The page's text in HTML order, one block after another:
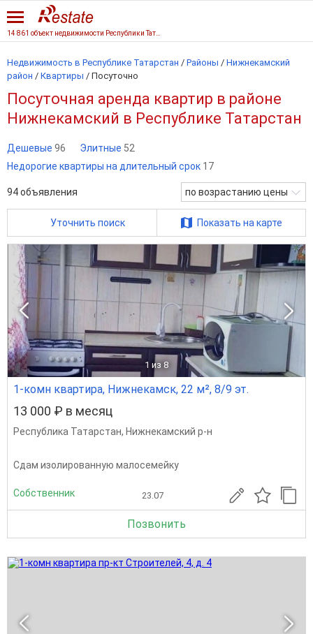
Недвижимость в Республике Татарстан / Районы / Нижнекамский
район / Квартиры / Посуточно
Посуточная аренда квартир в районе
Нижнекамский в Республике Татарстан
Дешевые 96 Элитные 52
Недорогие квартиры на длительный срок 17
94объявления по возрастанию цены
Уточнить поиск Показать на карте
1 из 8
1-комн квартира, Нижнекамск, 22 м², 8/9 эт.
13 000 ₽ в месяц
Республика Татарстан, Нижнекамский р-н
Сдам изолированную малосемейку
Собственник 23.07
Позвонить